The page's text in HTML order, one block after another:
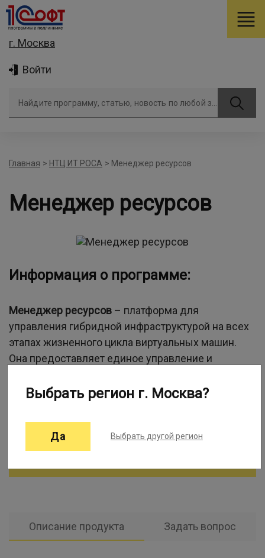
г. Москва
Войти
Главная > НТЦ ИТ РОСА > Менеджер ресурсов
Менеджер ресурсов
Информация о программе:
Менеджер ресурсов – платформа для
управления гибридной инфраструктурой на всех
этапах жизненного цикла виртуальных машин.
Она предоставляет единое управление и
контейнерных сред.
Проект:1Софт
Описание продукта Задать вопрос
Выбрать регион г. Москва?
Да Выбрать другой регион